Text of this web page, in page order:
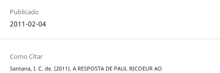
Publicado
2011-02-04
Como Citar
Santana, I. C. de. (2011). A RESPOSTA DE PAUL RICOEUR AO